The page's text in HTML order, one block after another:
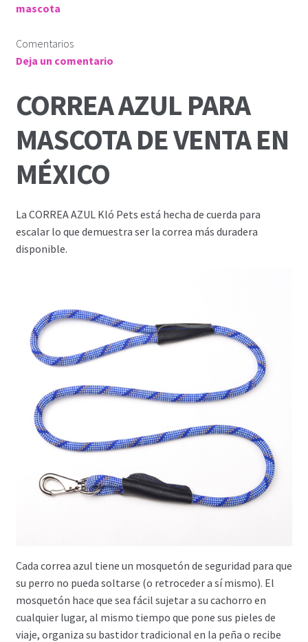
mascota
Comentarios
Deja un comentario
CORREA AZUL PARA
MASCOTA DE VENTA EN
MÉXICO
La CORREA AZUL Kló Pets está hecha de cuerda para
escalar lo que demuestra ser la correa más duradera
disponible.
Cada correa azul tiene un mosquetón de seguridad para que
su perro no pueda soltarse (o retroceder a sí mismo). El
mosquetón hace que sea fácil sujetar a su cachorro en
cualquier lugar, al mismo tiempo que pone sus pieles de
viaje, organiza su bastidor tradicional en la peña o recibe